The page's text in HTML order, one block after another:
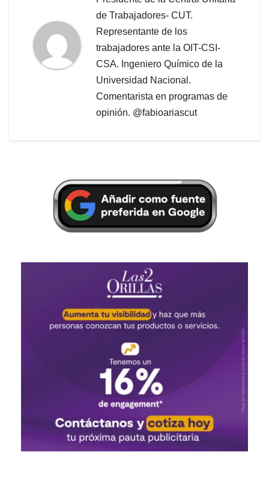
de Trabajadores- CUT.
Representante de los
trabajadores ante la OIT-CSI-
CSA. Ingeniero Químico de la
Universidad Nacional.
Comentarista en programas de
opinión. @fabioariascut